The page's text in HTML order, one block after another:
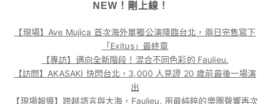
NEW！剛上線！
【現場】Ave Mujica 首次海外單獨公演降臨台北，兩日完售寫下
「Exitus」最終章
【專訪】邁向全新階段！混合不同色彩的 Faulieu.
【訪問】AKASAKI 快閃台北，3,000 人見證 20 歲前最後一場演
出
【現場報導】跨越語言與大海，Faulieu. 用最純粹的樂團聲響再次